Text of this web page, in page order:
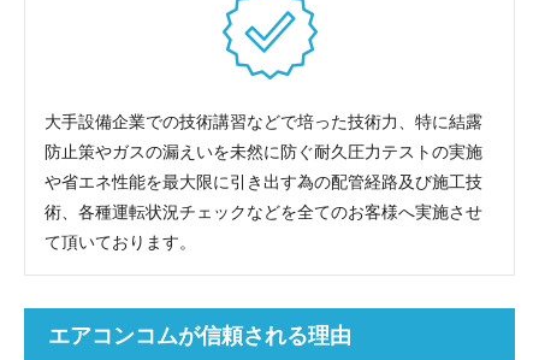
大手設備企業での技術講習などで培った技術力、特に結露
防止策やガスの漏えいを未然に防ぐ耐久圧力テストの実施
や省エネ性能を最大限に引き出す為の配管経路及び施工技
術、各種運転状況チェックなどを全てのお客様へ実施させ
て頂いております。
エアコンコムが信頼される理由